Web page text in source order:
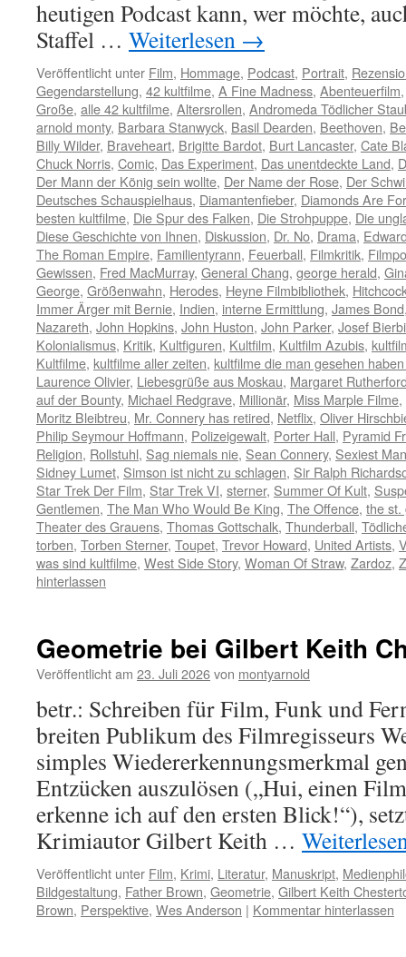
heutigen Podcast kann, wer möchte,
Staffel … Weiterlesen →
Veröffentlicht unter Film, Hommage, Podcast, Portrait,
Gegendarstellung, 42 kultfilme, A Fine Madness, Abenteuerfilm
Große, alle 42 kultfilme, Altersrollen, Andromeda Tödlicher
arnold monty, Barbara Stanwyck, Basil Dearden, Beethoven,
Billy Wilder, Braveheart, Brigitte Bardot, Burt Lancaster, Cate
Chuck Norris, Comic, Das Experiment, Das unentdeckte Land,
Der Mann der König sein wollte, Der Name der Rose, Der
Deutsches Schauspielhaus, Diamantenfieber, Diamonds Are
besten kultfilme, Die Spur des Falken, Die Strohpuppe, Die
Diese Geschichte von Ihnen, Diskussion, Dr. No, Drama,
The Roman Empire, Familientyrann, Feuerball, Filmkritik,
Gewissen, Fred MacMurray, General Chang, george herald,
George, Größenwahn, Herodes, Heyne Filmbibliothek,
Immer Ärger mit Bernie, Indien, interne Ermittlung, James Bond
Nazareth, John Hopkins, John Huston, John Parker, Josef
Kolonialismus, Kritik, Kultfiguren, Kultfilm, Kultfilm Azubis,
Kultfilme, kultfilme aller zeiten, kultfilme die man gesehen
Laurence Olivier, Liebesgrüße aus Moskau, Margaret
auf der Bounty, Michael Redgrave, Millionär, Miss Marple Filme,
Moritz Bleibtreu, Mr. Connery has retired, Netflix, Oliver
Philip Seymour Hoffmann, Polizeigewalt, Porter Hall, Pyramid
Religion, Rollstuhl, Sag niemals nie, Sean Connery, Sexiest
Sidney Lumet, Simson ist nicht zu schlagen, Sir Ralph
Star Trek Der Film, Star Trek VI, sterner, Summer Of Kult,
Gentlemen, The Man Who Would Be King, The Offence, the st.
Theater des Grauens, Thomas Gottschalk, Thunderball,
torben, Torben Sterner, Toupet, Trevor Howard, United Artists,
was sind kultfilme, West Side Story, Woman Of Straw, Zardoz,
hinterlassen
Geometrie bei Gilbert Keith
Veröffentlicht am 23. Juli 2026von montyarnold
betr.: Schreiben für Film, Funk und
breiten Publikum des Filmregisseurs
simples Wiedererkennungsmerkmal
Entzücken auszulösen („Hui, einen
erkenne ich auf den ersten Blick!“),
Krimiautor Gilbert Keith …
Veröffentlicht unter Film, Krimi, Literatur, Manuskript,
Bildgestaltung, Father Brown, Geometrie, Gilbert Keith
Brown, Perspektive, Wes Anderson | Kommentar hinterlassen